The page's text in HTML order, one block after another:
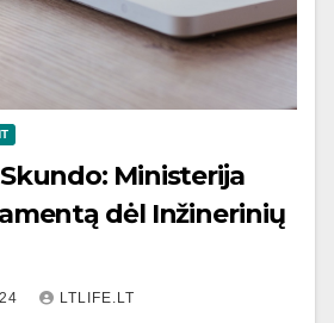
Ministerija
dėl Inžinerinių
LTLIFE.LT